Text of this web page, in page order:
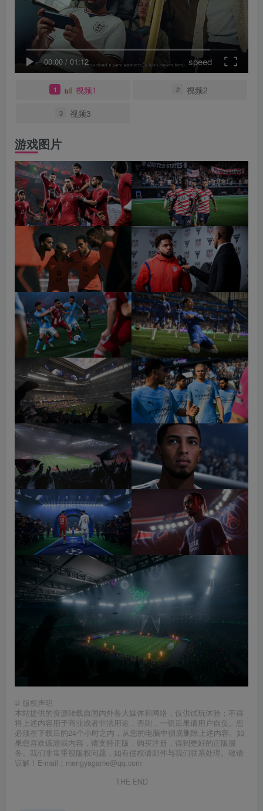
00:00 / 01:12 speed
1 视频1 2 视频2
3 视频3
游戏图片
© 版权声明
本站提供的资源转载自国内外各大媒体和网络，仅供试玩体验；不得
将上述内容用于商业或者非法用途，否则，一切后果请用户自负。您
必须在下载后的24个小时之内，从您的电脑中彻底删除上述内容。如
果您喜欢该游戏内容，请支持正版，购买注册，得到更好的正版服
务。我们非常重视版权问题，如有侵权请邮件与我们联系处理。敬请
谅解！E-mail：mengyagame@qq.com
THE END